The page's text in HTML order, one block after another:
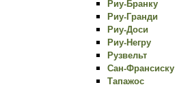
Риу-Бранку
Риу-Гранди
Риу-Доси
Риу-Негру
Рузвельт
Сан-Франсиску
Тапажос